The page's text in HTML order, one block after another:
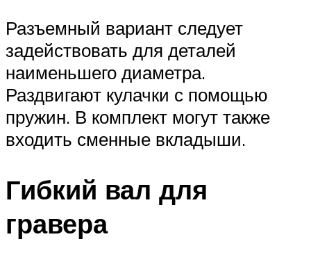
Разъемный вариант следует
задействовать для деталей
наименьшего диаметра.
Раздвигают кулачки с помощью
пружин. В комплект могут также
входить сменные вкладыши.
Гибкий вал для
гравера